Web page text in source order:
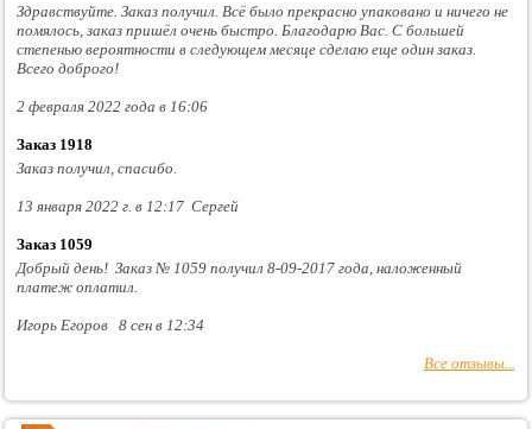
Здравствуйте. Заказ получил. Всё было прекрасно упаковано и ничего не
помялось, заказ пришёл очень быстро. Благодарю Вас. С большей
степенью вероятности в следующем месяце сделаю еще один заказ.
Всего доброго!
2 февраля 2022 года в 16:06
Заказ 1918
Заказ получил, спасибо.
13 января 2022 г. в 12:17 Сергей
Заказ 1059
Добрый день! Заказ № 1059 получил 8-09-2017 года, наложенный
платеж оплатил.
Игорь Егоров 8 сен в 12:34
Все отзывы...